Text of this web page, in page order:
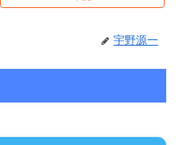
宇野源一